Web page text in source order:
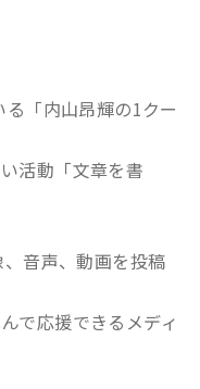
「内山昂輝の1クー
活動「文章を書
音声、動画を投稿
で応援できるメディ